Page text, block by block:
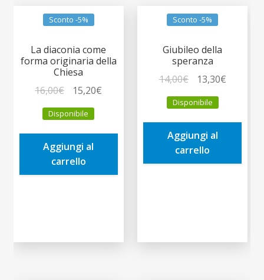
Sconto -5%
La diaconia come
forma originaria della
Chiesa
16,00€
prezzo
originale
era:
16,00€.
15,20€
è:
Disponibile
Aggiungi al
carrello
Sconto -5%
Giubileo della
speranza
14,00€
prezzo
originale
era:
14,00€.
13,30€Il
è:
Disponibile
Aggiungi al
carrello